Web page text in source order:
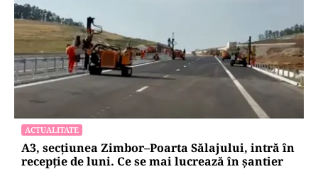
ACTUALITATE
A3, secțiunea Zimbor–Poarta Sălajului, intră în
recepție de luni. Ce se mai lucrează în șantier